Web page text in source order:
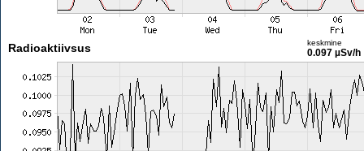
Radioaktiivsus keskmine
0.097 µSv/h